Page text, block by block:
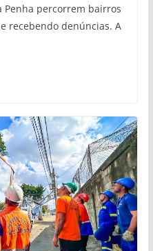
Penha percorrem bairros
recebendo denúncias. A